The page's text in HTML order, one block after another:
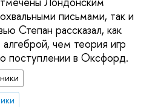
письмами, так и
Степан рассказал, как
чем теория игр
поступлении в Оксфорд.